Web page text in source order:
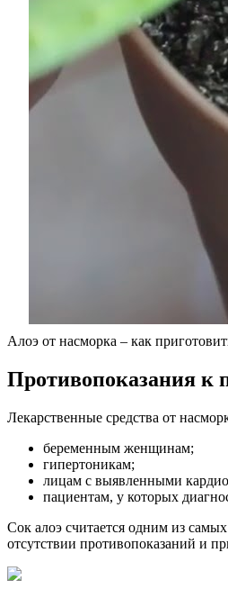
Алоэ от насморка – как
Противопоказания к
Лекарственные средства от
беременным женщинам;
гипертоникам;
лицам с выявленными
пациентам, у которых
Сок алоэ считается одним из
отсутствии противопоказаний и